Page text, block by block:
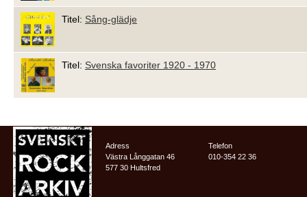
Titel: Sång-glädje
Titel: Svenska favoriter 1920 - 1970
Adress
Västra Långgatan 46
577 30 Hultsfred
Telefon
010-354 22 36